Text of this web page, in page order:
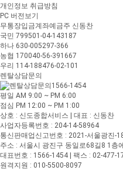
개인정보 취급방침
PC 버전보기
무통장입금계좌예금주 신동찬
국민 799501-04-143187
하나 630-005297-366
농협 170040-56-391667
우리 114-188476-02-101
렌탈상담문의
1566-1454
평일 AM 9:00 ~ PM 6:00
점심 PM 12:00 ~ PM 1:00
상호 : 신도종합서비스 | 대표 : 신동찬
사업자등록번호 : 204-14-58964
통신판매업신고번호 : 2021-서울광진-
주소 : 서울시 광진구 동일로68길8 1층
대표번호 : 1566-1454 | 팩스 : 02-477-
원격지원 : 010-5500-8097